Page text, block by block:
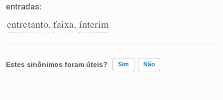
Caça-palavras
entradas:
entretanto, faixa, ínterim
Estes sinônimos foram úteis? Sim Não